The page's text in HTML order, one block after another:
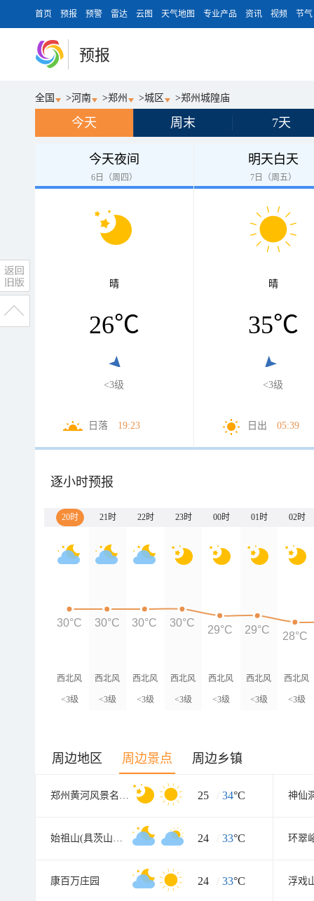
首页 预报 预警 雷达 云图 天气地图 专业产品 资讯 视频 节气
预报
全国 >河南 >郑州 >城区 >郑州城隍庙
今天 周末 7天
今天夜间
6日（周四）
晴
26℃
<3级
日落 19:23
明天白天
7日（周五）
晴
35℃
<3级
日出 05:39
逐小时预报
20时 21时 22时 23时 00时 01时 02时
西北风
<3级
西北风
<3级
西北风
<3级
西北风
<3级
西北风
<3级
西北风
<3级
西北风
<3级
30°C 30°C 30°C 30°C
29°C 29°C
28°C
周边地区 周边景点 周边乡镇
郑州黄河风景名胜区 25 / 34°C 神仙
始祖山(具茨山景区 24 / 33°C 环翠
康百万庄园 24 / 33°C